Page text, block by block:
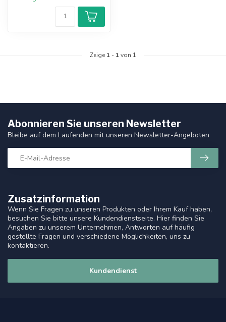
Zeige 1 - 1von 1
Zusatzinformation
Wenn Sie Fragen zu unseren Produkten oder Ihrem Kauf haben,
besuchen Sie bitte unsere Kundendienstseite. Hier finden Sie
Angaben zu unserem Unternehmen, Antworten auf häufig
gestellte Fragen und verschiedene Möglichkeiten, uns zu
kontaktieren.
Kundendienst
Abonnieren Sie unseren Newsletter
Bleibe auf dem Laufenden mit unseren Newsletter-Angeboten